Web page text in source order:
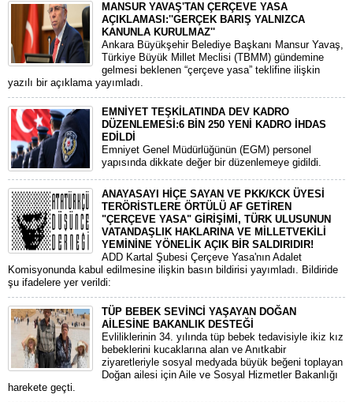
MANSUR YAVAŞ'TAN ÇERÇEVE YASA
AÇIKLAMASI:''GERÇEK BARIŞ YALNIZCA
KANUNLA KURULMAZ''
​Ankara Büyükşehir Belediye Başkanı Mansur Yavaş,
Türkiye Büyük Millet Meclisi (TBMM) gündemine
gelmesi beklenen “çerçeve yasa” teklifine ilişkin
yazılı bir açıklama yayımladı.
EMNİYET TEŞKİLATINDA DEV KADRO
DÜZENLEMESİ:6 BİN 250 YENİ KADRO İHDAS
EDİLDİ
​Emniyet Genel Müdürlüğünün (EGM) personel
yapısında dikkate değer bir düzenlemeye gidildi.
ANAYASAYI HİÇE SAYAN VE PKK/KCK ÜYESİ
TERÖRİSTLERE ÖRTÜLÜ AF GETİREN
"ÇERÇEVE YASA" GİRİŞİMİ, TÜRK ULUSUNUN
VATANDAŞLIK HAKLARINA VE MİLLETVEKİLİ
YEMİNİNE YÖNELİK AÇIK BİR SALDIRIDIR!
ADD Kartal Şubesi Çerçeve Yasa'nın Adalet
Komisyonunda kabul edilmesine ilişkin basın bildirisi yayımladı. Bildiride
şu ifadelere yer verildi:
TÜP BEBEK SEVİNCİ YAŞAYAN DOĞAN
AİLESİNE BAKANLIK DESTEĞİ
​Evliliklerinin 34. yılında tüp bebek tedavisiyle ikiz kız
bebeklerini kucaklarına alan ve Anıtkabir
ziyaretleriyle sosyal medyada büyük beğeni toplayan
Doğan ailesi için Aile ve Sosyal Hizmetler Bakanlığı
harekete geçti.